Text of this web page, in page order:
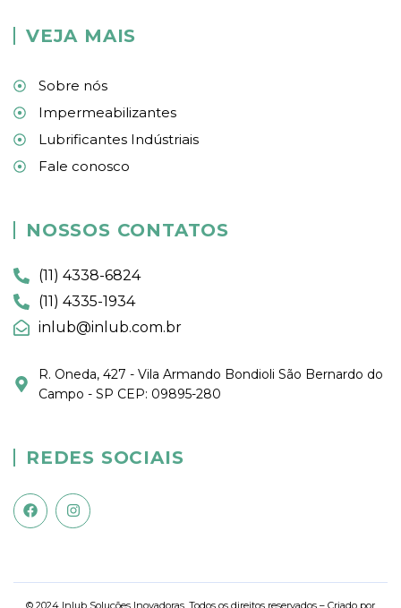
VEJA MAIS
Sobre nós
Impermeabilizantes
Lubrificantes Indústriais
Fale conosco
NOSSOS CONTATOS
(11) 4338-6824
(11) 4335-1934
inlub@inlub.com.br
R. Oneda, 427 - Vila Armando Bondioli São Bernardo do
Campo - SP CEP: 09895-280
REDES SOCIAIS
© 2024 Inlub Soluções Inovadoras. Todos os direitos reservados – Criado por